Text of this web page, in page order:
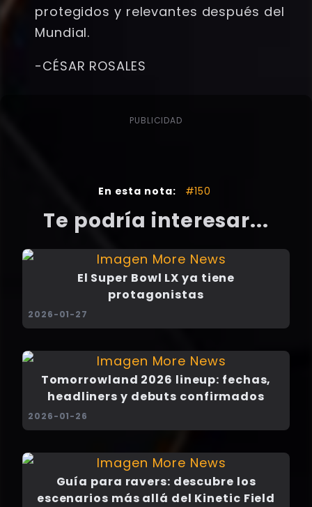
protegidos y relevantes después del
Mundial.
-CÉSAR ROSALES
PUBLICIDAD
En esta nota: #150
Te podría interesar...
El Super Bowl LX ya tiene
protagonistas
2026-01-27
Tomorrowland 2026 lineup: fechas,
headliners y debuts confirmados
2026-01-26
Guía para ravers: descubre los
escenarios más allá del Kinetic Field